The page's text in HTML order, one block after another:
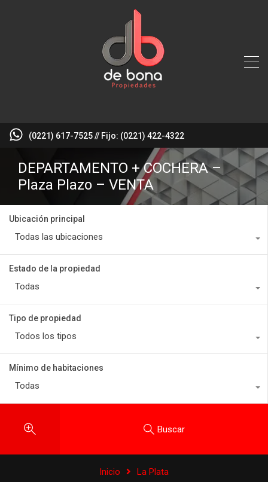
(0221) 617-7525 // Fijo: (0221) 422-4322
DEPARTAMENTO + COCHERA –
Plaza Plazo – VENTA
Ubicación principal
Todas las ubicaciones
Estado de la propiedad
Todas
Tipo de propiedad
Todos los tipos
Mínimo de habitaciones
Todas
Buscar
Inicio La Plata